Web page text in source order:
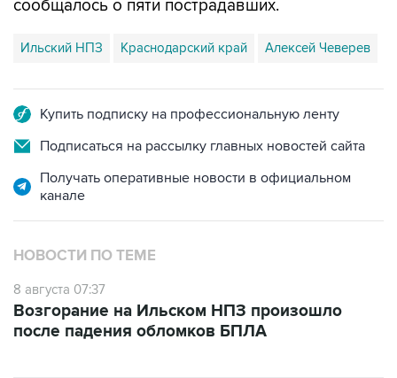
сообщалось о пяти пострадавших.
Ильский НПЗ Краснодарский край Алексей Чеверев
Купить подписку на профессиональную ленту
Подписаться на рассылку главных новостей сайта
Получать оперативные новости в официальном
канале
НОВОСТИ ПО ТЕМЕ
8 августа 07:37
Возгорание на Ильском НПЗ произошло
после падения обломков БПЛА